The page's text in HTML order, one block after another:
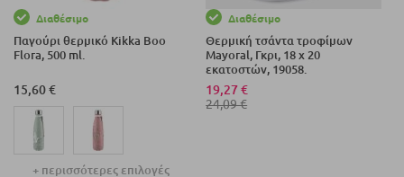
Διαθέσιμο
Παγούρι θερμικό Kikka Boo
Flora, 500 ml.
15,60 €
+ περισσότερες επιλογές
Διαθέσιμο
Θερμική τσάντα τροφίμων
Mayoral, Γκρι, 18 x 20
εκατοστών, 19058.
19,27 €
24,09 €